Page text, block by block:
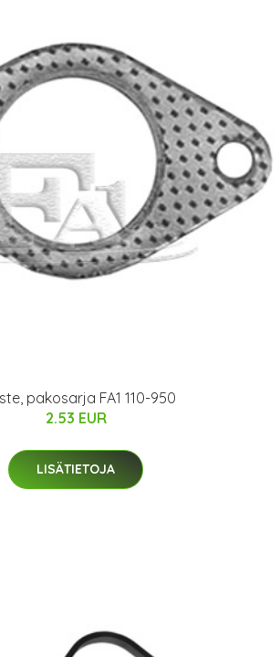
pakosarja FA1 110-950
2.53 EUR
LISÄTIETOJA